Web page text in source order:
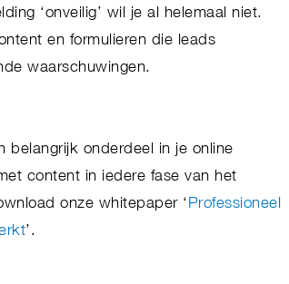
‘onveilig’ wil je al helemaal niet.
en formulieren die leads
waarschuwingen.
belangrijk onderdeel in je online
content in iedere fase van het
onze whitepaper ‘Professioneel
’.